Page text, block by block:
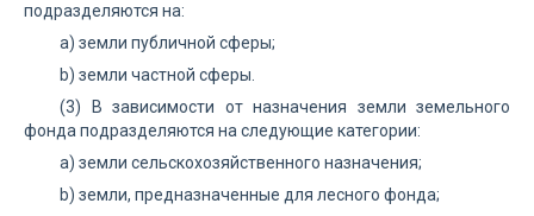
подразделяются на:
а) земли публичной сферы;
b) земли частной сферы.
(3) В зависимости от назначения земли земельного
фонда подразделяются на следующие категории:
а) земли сельскохозяйственного назначения;
b) земли, предназначенные для лесного фонда;